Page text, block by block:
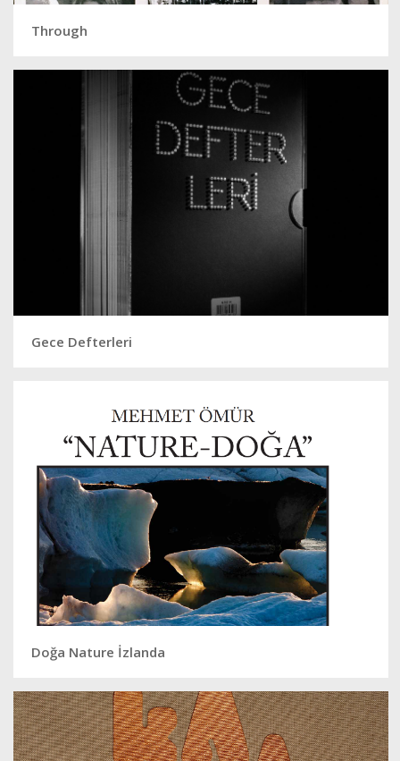
Through
Gece Defterleri
Doğa Nature İzlanda